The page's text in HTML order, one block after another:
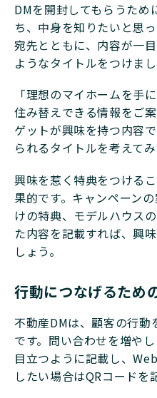
DMを開封してもらうため
ち、中身を知りたいと思
宛先とともに、内容が一
ようなタイトルをつけまし
「理想のマイホームを手
住み替えできる情報をご
ゲットが興味を持つ内容
られるタイトルを考えてみ
興味を惹く特典をつける
果的です。キャンペーン
けの特典、モデルハウス
た内容を記載すれば、興
しょう。
行動につなげるため
不動産DMは、顧客の行
です。問い合わせを増や
目立つように記載し、
したい場合はQRコードを